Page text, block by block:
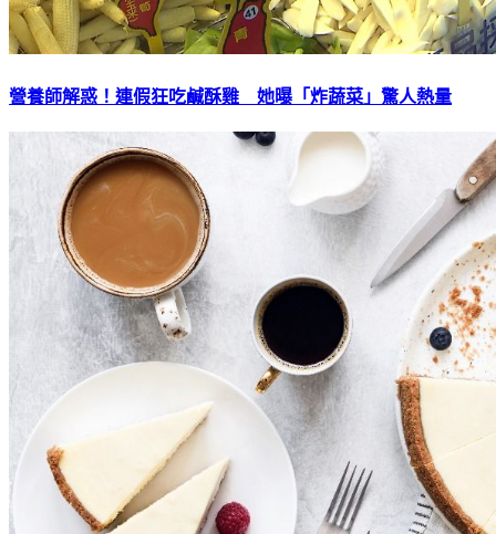
營養師解惑！連假狂吃鹹酥雞 她曝「炸蔬菜」驚人熱量